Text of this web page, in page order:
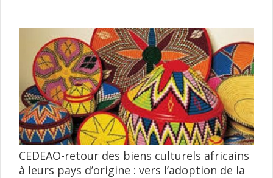
CEDEAO-retour des biens culturels africains
à leurs pays d’origine : vers l’adoption de la